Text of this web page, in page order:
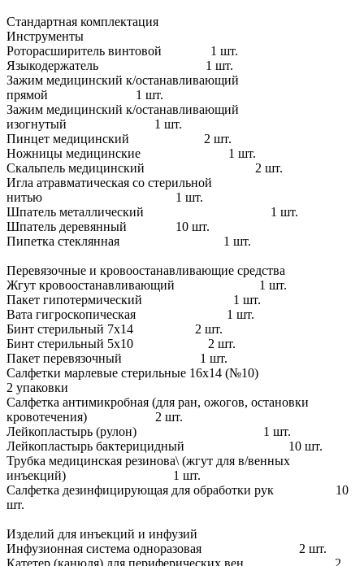
Стандартная комплектация
Инструменты
Роторасширитель винтовой 1 шт.
Языкодержатель 1 шт.
Зажим медицинский к/останавливающий
прямой 1 шт.
Зажим медицинский к/останавливающий
изогнутый 1 шт.
Пинцет медицинский 2 шт.
Ножницы медицинские 1 шт.
Скальпель медицинский 2 шт.
Игла атравматическая со стерильной
нитью 1 шт.
Шпатель металлический 1 шт.
Шпатель деревянный 10 шт.
Пипетка стеклянная 1 шт.
Перевязочные и кровоостанавливающие средства
Жгут кровоостанавливающий 1 шт.
Пакет гипотермический 1 шт.
Вата гигроскопическая 1 шт.
Бинт стерильный 7х14 2 шт.
Бинт стерильный 5х10 2 шт.
Пакет перевязочный 1 шт.
Салфетки марлевые стерильные 16х14 (№10)
2 упаковки
Салфетка антимикробная (для ран, ожогов, остановки
кровотечения) 2 шт.
Лейкопластырь (рулон) 1 шт.
Лейкопластырь бактерицидный 10 шт.
Трубка медицинская резинова\ (жгут для в/венных
инъекций) 1 шт.
Салфетка дезинфицирующая для обработки рук 10
шт.
Изделий для инъекций и инфузий
Инфузионная система одноразовая 2 шт.
Катетер (канюля) для периферических вен 2